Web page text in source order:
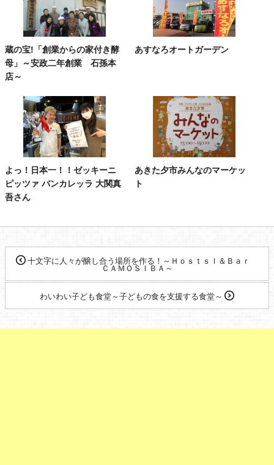
蔵の宝!「創業からの家付き酵
母」～安政二年創業 石孫本
店～
あすなろオートガーデン
よっ！日本一！！ゼッキーニ
ピッツァ バンカレッラ 大関真
吾さん
あきた夕市みんなのマーケッ
ト
十文字に人々が醸し合う場所を作る！～Ｈｏｓｔｓｌ＆Ｂａｒ
ＣＡＭＯＳＩＢＡ～
わいわい子ども食堂～子どもの食を支援する食堂～